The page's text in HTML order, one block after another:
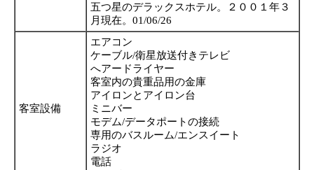
五つ星のデラックスホテル。２００１年３
月現在。01/06/26
客室設備
エアコン
ケーブル/衛星放送付きテレビ
へアードライヤー
客室内の貴重品用の金庫
アイロンとアイロン台
ミニバー
モデム/データポートの接続
専用のバスルーム/エンスイート
ラジオ
電話